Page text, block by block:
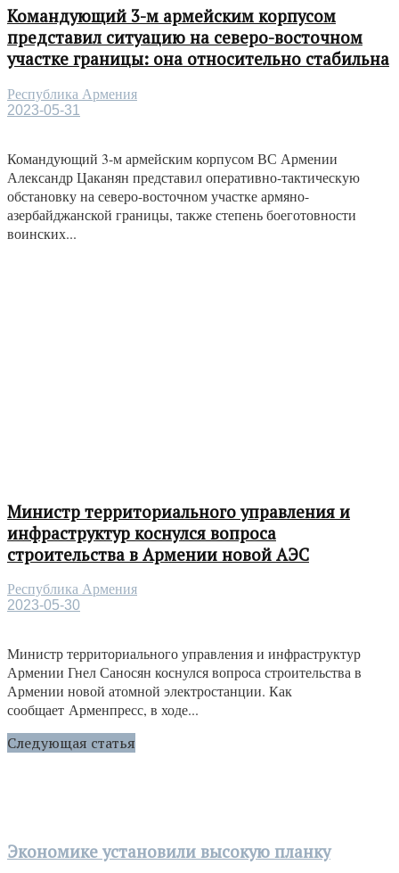
Командующий 3-м армейским корпусом
представил ситуацию на северо-восточном
участке границы: она относительно стабильна
Республика Армения
2023-05-31
Командующий 3-м армейским корпусом ВС Армении
Александр Цаканян представил оперативно-тактическую
обстановку на северо-восточном участке армяно-
азербайджанской границы, также степень боеготовности
воинских...
Министр территориального управления и
инфраструктур коснулся вопроса
строительства в Армении новой АЭС
Республика Армения
2023-05-30
Министр территориального управления и инфраструктур
Армении Гнел Саносян коснулся вопроса строительства в
Армении новой атомной электростанции. Как
сообщает Арменпресс, в ходе...
Следующая статья
Экономике установили высокую планку